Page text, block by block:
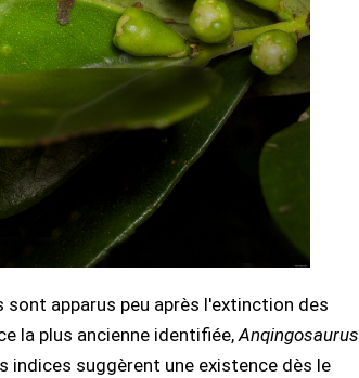
apparus peu après l'extinction des
la plus ancienne identifiée,Anqingosaurus
indices suggèrent une existence dès le